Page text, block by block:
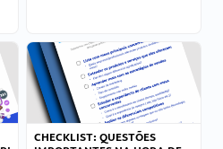
CHECKLIST: QUESTÕES